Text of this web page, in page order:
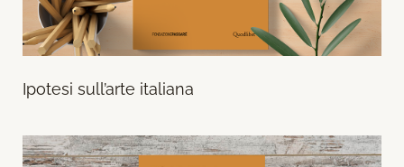
Ipotesi sull’arte italiana